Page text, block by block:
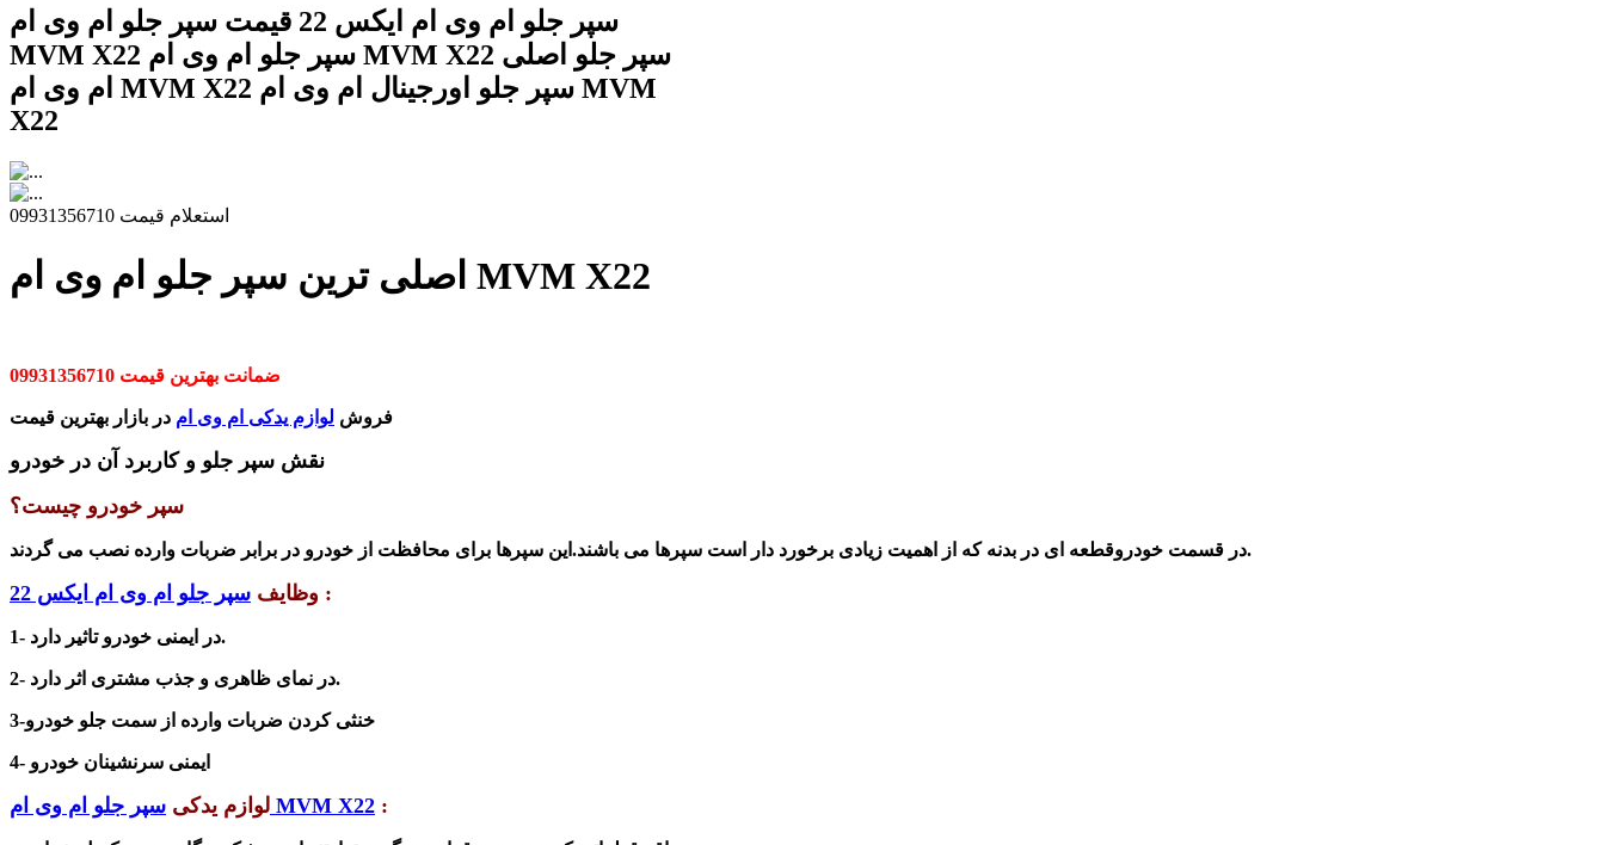
سپر جلو ام وی ام ایکس 22 قیمت سپر جلو ام وی ام
MVM X22 سپر جلو ام وی ام MVM X22 سپر جلو اصلی
ام وی ام MVM X22 سپر جلو اورجینال ام وی ام MVM
X22
استعلام قیمت 09931356710
اصلی ترین سپر جلو ام وی ام MVM X22
ضمانت بهترین قیمت 09931356710
فروش لوازم یدکی ام وی ام در بازار بهترین قیمت
نقش سپر جلو و کاربرد آن در خودرو
سپر خودرو چیست؟
در قسمت خودروقطعه ای در بدنه که از اهمیت زیادی برخورد دار است سپرها می باشند.این سپرها برای محافظت از خودرو در برابر ضربات وارده نصب می گردند.
وظایف سپر جلو ام وی ام ایکس 22 :
1- در ایمنی خودرو تاثیر دارد.
2- در نمای ظاهری و جذب مشتری اثر دارد.
3-خنثی کردن ضربات وارده از سمت جلو خودرو
4- ایمنی سرنشینان خودرو
لوازم یدکی سپر جلو ام وی ام MVM X22 :